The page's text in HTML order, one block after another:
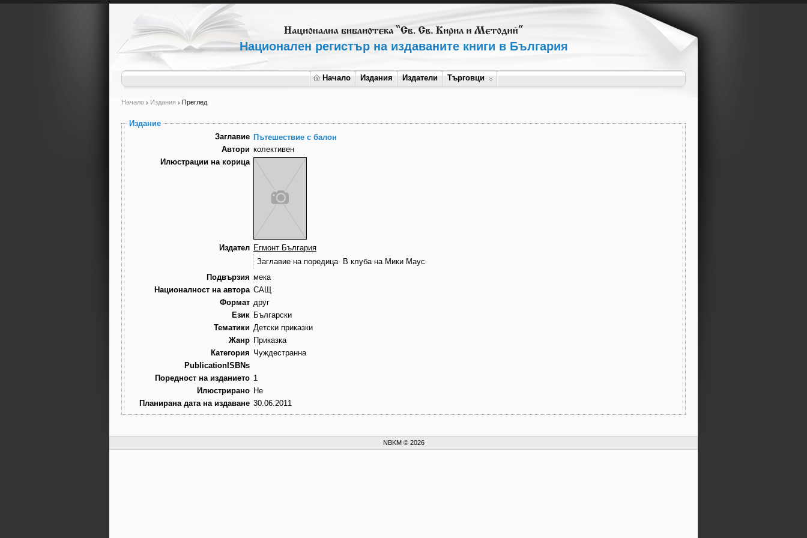
Национален регистър на издаваните книги в България
Начало Издания Издатели Търговци
Начало Издания Преглед
Издание
Заглавие Пътешествие с балон
Автори колективен
Илюстрации на корица
Издател Егмонт България
Заглавие на поредица
В клуба на Мики Маус
Подвързия мека
Националност на автора САЩ
Формат друг
Език Български
Тематики Детски приказки
Жанр Приказка
Категория Чуждестранна
PublicationISBNs
Поредност на изданието 1
Илюстрирано Не
Планирана дата на издаване 30.06.2011
NBKM © 2026